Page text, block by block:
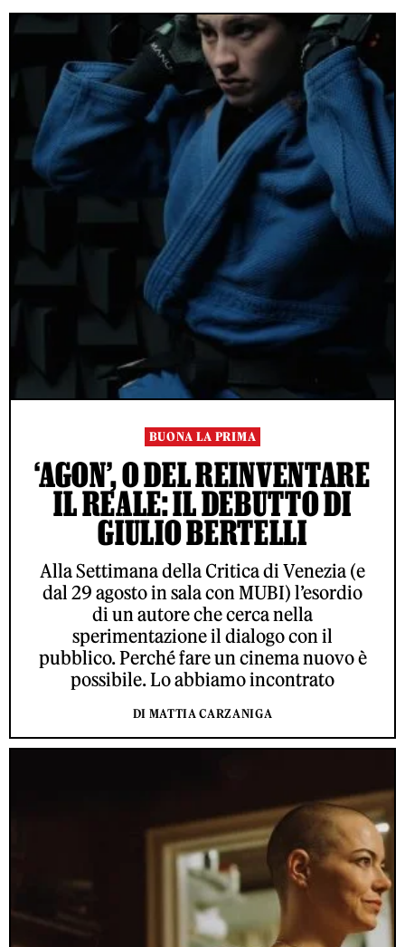
BUONA LA PRIMA
‘AGON’, O DEL REINVENTARE
IL REALE: IL DEBUTTO DI
GIULIO BERTELLI
Alla Settimana della Critica di Venezia (e
dal 29 agosto in sala con MUBI) l’esordio
di un autore che cerca nella
sperimentazione il dialogo con il
pubblico. Perché fare un cinema nuovo è
possibile. Lo abbiamo incontrato
DI MATTIA CARZANIGA